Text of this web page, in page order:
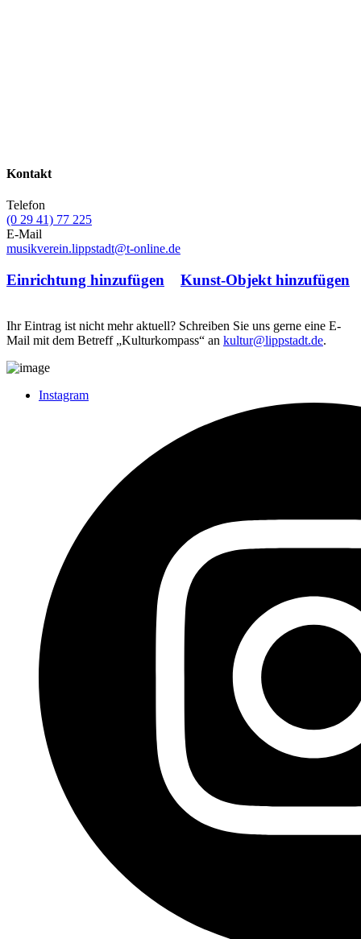
Kontakt
Telefon
(0 29 41) 77 225
E-Mail
musikverein.lippstadt@t-online.de
Einrichtung hinzufügen Kunst-Objekt hinzufügen
Ihr Eintrag ist nicht mehr aktuell? Schreiben Sie uns gerne eine E-
Mail mit dem Betreff „Kulturkompass“ an kultur@lippstadt.de.
Instagram